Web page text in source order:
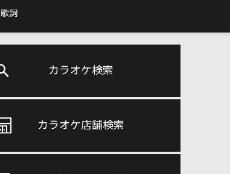
歌詞
カラオケ検索
カラオケ店舗検索